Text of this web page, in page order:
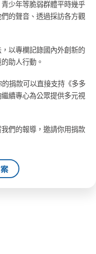
少年等脆弱群體平時幾乎
的聲音、透過採訪各方觀
以專欄記錄國內外創新的
助人行動。
捐款可以直接支持《多多
續專心為公眾提供多元視
們的報導，邀請你用捐款